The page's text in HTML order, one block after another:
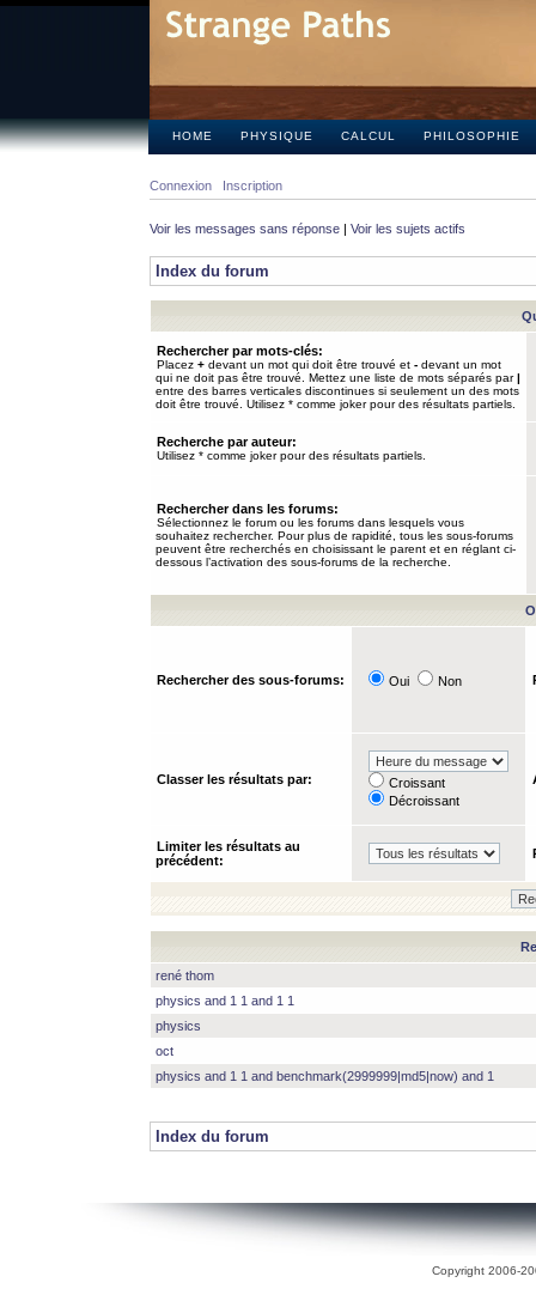
HOME PHYSIQUE CALCUL PHILOSOPHIE
Connexion Inscription
Voir les messages sans réponse | Voir les sujets actifs
Index du forum
Rechercher par mots-clés:
Placez + devant un mot qui doit être trouvé et - devant un mot
qui ne doit pas être trouvé. Mettez une liste de mots séparés par|
entre des barres verticales discontinues si seulement un des mots
doit être trouvé. Utilisez * comme joker pour des résultats partiels.
Recherche par auteur:
Utilisez * comme joker pour des résultats partiels.
Rechercher dans les forums:
Sélectionnez le forum ou les forums dans lesquels vous
souhaitez rechercher. Pour plus de rapidité, tous les sous-forums
peuvent être recherchés en choisissant le parent et en réglant ci-
dessous l’activation des sous-forums de la recherche.
Rechercher des sous-forums: Oui Non
Classer les résultats par:
Croissant
Décroissant
Limiter les résultats au
précédent:
rené thom
physics and 1 1 and 1 1
physics
oct
physics and 1 1 and benchmark(2999999|md5|now) and 1
Index du forum
Copyright 2006-